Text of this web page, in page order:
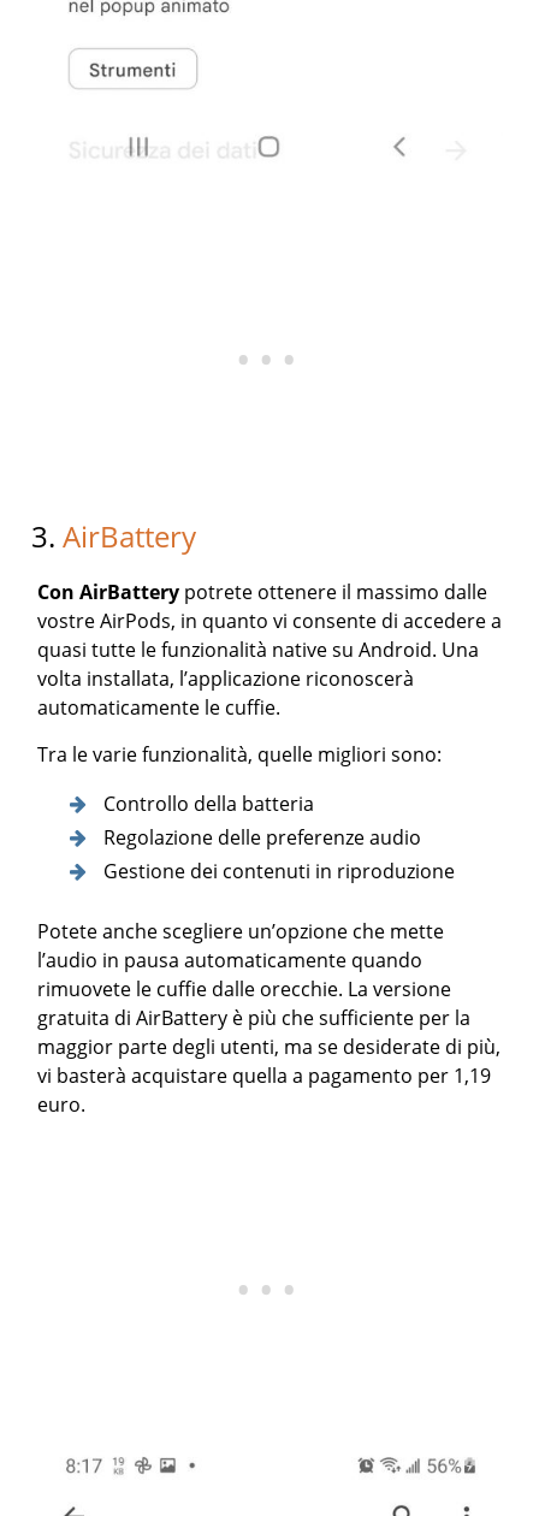
3.AirBattery
Con AirBattery potrete ottenere il massimo dalle
vostre AirPods, in quanto vi consente di accedere a
quasi tutte le funzionalità native su Android. Una
volta installata, l’applicazione riconoscerà
automaticamente le cuffie.
Tra le varie funzionalità, quelle migliori sono:
Controllo della batteria
Regolazione delle preferenze audio
Gestione dei contenuti in riproduzione
Potete anche scegliere un’opzione che mette
l’audio in pausa automaticamente quando
rimuovete le cuffie dalle orecchie. La versione
gratuita di AirBattery è più che sufficiente per la
maggior parte degli utenti, ma se desiderate di più,
vi basterà acquistare quella a pagamento per 1,19
euro.